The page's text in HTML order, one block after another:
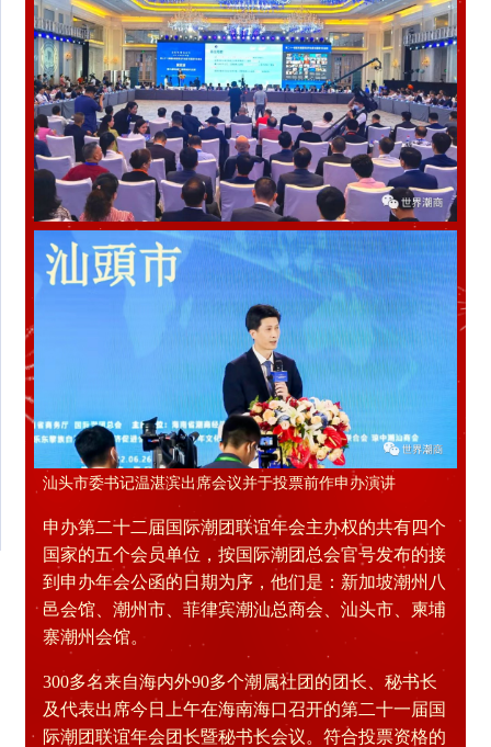
汕头市委书记温湛滨出席会议并于投票前作申办演讲
申办第二十二届国际潮团联谊年会主办权的共有四个
国家的五个会员单位，按国际潮团总会官号发布的接
到申办年会公函的日期为序，他们是：新加坡潮州八
邑会馆、潮州市、菲律宾潮汕总商会、汕头市、柬埔
寨潮州会馆。
300多名来自海内外90多个潮属社团的团长、秘书长
及代表出席今日上午在海南海口召开的第二十一届国
际潮团联谊年会团长暨秘书长会议。符合投票资格的